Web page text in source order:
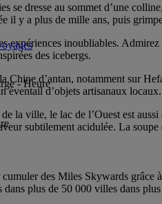
se dresse au sommet d’une
il y a plus de mille ans, puis
expériences inoubliables.
des icebergs.
Chine d’antan, notamment sur
éventail d’objets artisanaux locaux.
la ville, le lac de l’Ouest est
subtilement acidulée. La
- Heure
des Miles Skywards grâce
plus de 50 000 villes dans